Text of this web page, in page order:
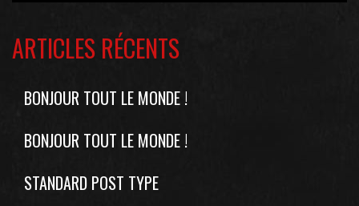
ARTICLES RÉCENTS
BONJOUR TOUT LE MONDE !
BONJOUR TOUT LE MONDE !
STANDARD POST TYPE